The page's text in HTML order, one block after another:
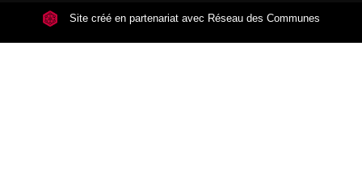
Site créé en partenariat avec Réseau des Communes